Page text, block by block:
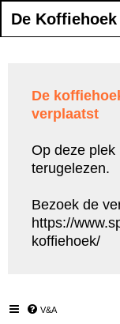
De
De
verplaatst
Op deze plek
terugelezen.
Bezoek de
https://
koffiehoek/
V&A